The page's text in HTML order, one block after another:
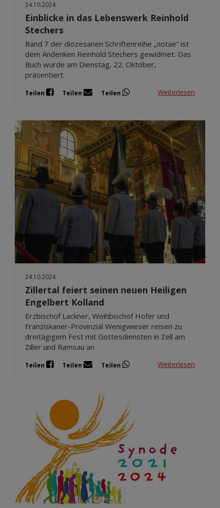
24.10.2024
Einblicke in das Lebenswerk Reinhold
Stechers
Band 7 der diözesanen Schriftenreihe „notae“ ist
dem Andenken Reinhold Stechers gewidmet. Das
Buch wurde am Dienstag, 22. Oktober,
präsentiert.
Teilen Teilen Teilen Weiterlesen
24.10.2024
Zillertal feiert seinen neuen Heiligen
Engelbert Kolland
Erzbischof Lackner, Weihbischof Hofer und
Franziskaner-Provinzial Wenigwieser reisen zu
dreitägigem Fest mit Gottesdiensten in Zell am
Ziller und Ramsau an
Teilen Teilen Teilen Weiterlesen